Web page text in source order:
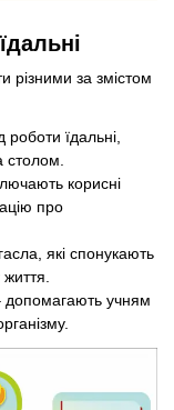
різними за змістом
роботи їдальні,
столом.
корисні
про
які спонукають
життя.
допомагають учням